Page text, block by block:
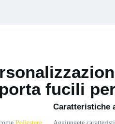
fucili
Caratteristiche